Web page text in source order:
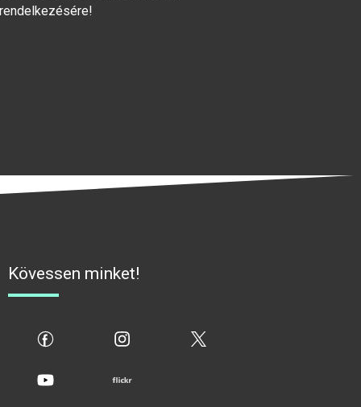
Kövessen minket!
flickr